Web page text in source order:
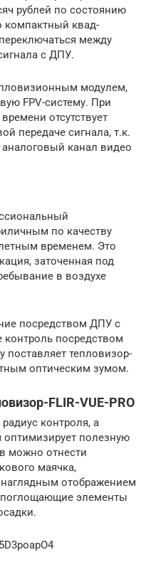
рублей по состоянию
компактный квад-
между
с ДПУ.
модулем,
FPV-систему. При
отсутствует
передаче сигнала, т.к.
аналоговый канал видео
по качеству
временем. Это
заточенная под
в воздухе
посредством ДПУ с
посредством
поставляет тепловизор-
оптическим зумом.
FLIR-VUE-PRO
контроля, а
оптимизирует полезную
можно отнести
маячка,
отображением
элементы